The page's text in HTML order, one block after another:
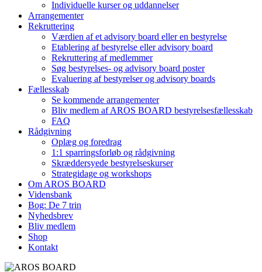
Individuelle kurser og uddannelser
Arrangementer
Rekruttering
Værdien af et advisory board eller en bestyrelse
Etablering af bestyrelse eller advisory board
Rekruttering af medlemmer
Søg bestyrelses- og advisory board poster
Evaluering af bestyrelser og advisory boards
Fællesskab
Se kommende arrangementer
Bliv medlem af AROS BOARD bestyrelsesfællesskab
FAQ
Rådgivning
Oplæg og foredrag
1:1 sparringsforløb og rådgivning
Skræddersyede bestyrelseskurser
Strategidage og workshops
Om AROS BOARD
Vidensbank
Bog: De 7 trin
Nyhedsbrev
Bliv medlem
Shop
Kontakt